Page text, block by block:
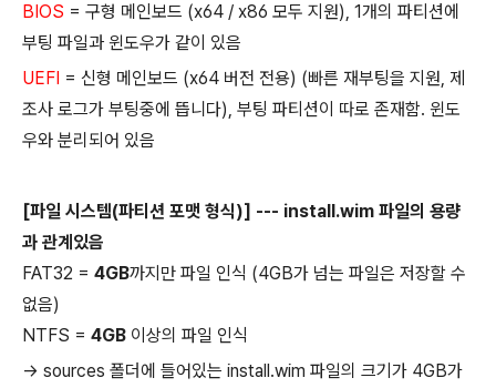
BIOS = 구형 메인보드 (x64 / x86 모두 지원), 1개의 파티션에
부팅 파일과 윈도우가 같이 있음
UEFI = 신형 메인보드 (x64 버전 전용) (빠른 재부팅을 지원, 제
조사 로그가 부팅중에 뜹니다), 부팅 파티션이 따로 존재함. 윈도
우와 분리되어 있음
[파일 시스템(파티션 포맷 형식)] --- install.wim 파일의 용량
과 관계있음
FAT32 = 4GB까지만 파일 인식 (4GB가 넘는 파일은 저장할 수
없음)
NTFS = 4GB 이상의 파일 인식
→ sources 폴더에 들어있는 install.wim 파일의 크기가 4GB가